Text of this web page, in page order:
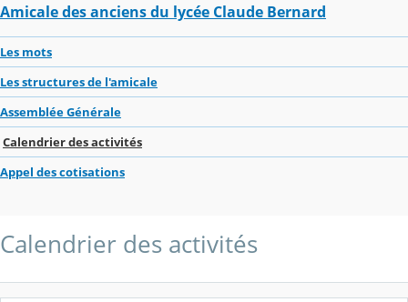
Amicale des anciens du lycée Claude Bernard
Les mots
Les structures de l'amicale
Assemblée Générale
Calendrier des activités
Appel des cotisations
Calendrier des activités